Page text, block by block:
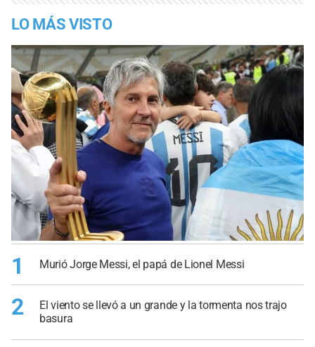
LO MÁS VISTO
1 Murió Jorge Messi, el papá de Lionel Messi
2
El viento se llevó a un grande y la tormenta nos trajo
basura